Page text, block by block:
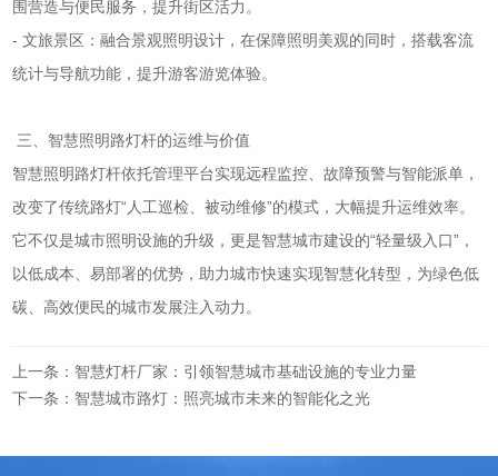
围营造与便民服务，提升街区活力。
- 文旅景区：融合景观照明设计，在保障照明美观的同时，搭载客流
统计与导航功能，提升游客游览体验。
三、智慧照明路灯杆的运维与价值
智慧照明路灯杆依托管理平台实现远程监控、故障预警与智能派单，
改变了传统路灯“人工巡检、被动维修”的模式，大幅提升运维效率。
它不仅是城市照明设施的升级，更是智慧城市建设的“轻量级入口”，
以低成本、易部署的优势，助力城市快速实现智慧化转型，为绿色低
碳、高效便民的城市发展注入动力。
上一条：智慧灯杆厂家：引领智慧城市基础设施的专业力量
下一条：智慧城市路灯：照亮城市未来的智能化之光